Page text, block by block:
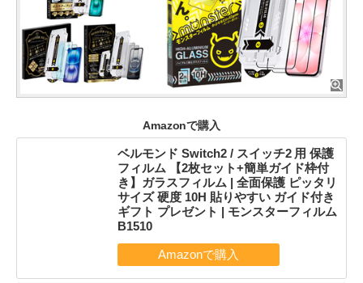
Amazonで購入
ベルモンド Switch2 / スイッチ2 用 保護
フィルム 【2枚セット+簡単ガイド枠付
き】ガラスフィルム | 全面保護 ピッタリ
サイズ 硬度 10H 貼りやすい ガイド付き
ギフト プレゼント | モンスターフィルム
B1510